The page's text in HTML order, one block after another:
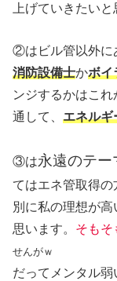
上げていきたいと
②はビル管以外に
消防設備士かボイ
ンジするかはこ
通して、 エネルギ
③は永遠のテー
てはエネ管取得の
別に私の理想が
思います。 そもそ
せんがｗ
だってメンタル